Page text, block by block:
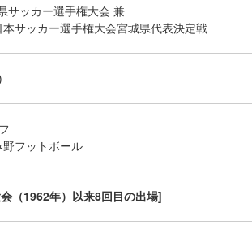
サッカー選手権大会 兼
サッカー選手権大会宮城県代表決定戦
フットボール
（1962年）以来8回目の出場]